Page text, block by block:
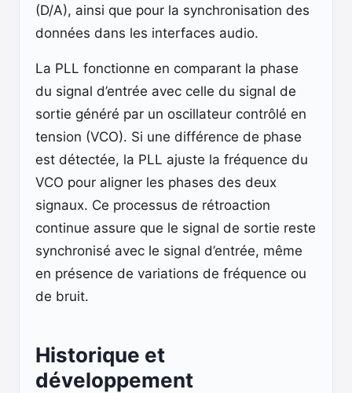
(D/A), ainsi que pour la synchronisation des
données dans les interfaces audio.
La PLL fonctionne en comparant la phase
du signal d’entrée avec celle du signal de
sortie généré par un oscillateur contrôlé en
tension (VCO). Si une différence de phase
est détectée, la PLL ajuste la fréquence du
VCO pour aligner les phases des deux
signaux. Ce processus de rétroaction
continue assure que le signal de sortie reste
synchronisé avec le signal d’entrée, même
en présence de variations de fréquence ou
de bruit.
Historique et
développement